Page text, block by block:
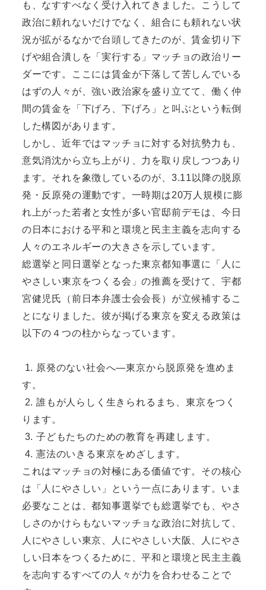
も、なすすべなく受け入れてきました。こうして
政治に頼れないだけでなく、組合にも頼れない状
況が拡がるなかで台頭してきたのが、賃金切り下
げや組合潰しを「実行する」マッチョの政治リー
ダーです。ここには賃金が下落して苦しんでいる
はずの人々が、強い政治家を盛り立てて、働く仲
間の賃金を「下げろ、下げろ」と叫ぶという転倒
した構図があります。
しかし、近年ではマッチョに対する対抗勢力も、
意気消沈から立ち上がり、力を取り戻しつつあり
ます。それを象徴しているのが、3.11以降の脱原
発・反原発の運動です。一時期は20万人規模に膨
れ上がった若者と女性が多い官邸前デモは、今日
の日本における平和と環境と民主主義を志向する
人々のエネルギーの大きさを示しています。
総選挙と同日選挙となった東京都知事選に「人に
やさしい東京をつくる会」の推薦を受けて、宇都
宮健児氏（前日本弁護士会会長）が立候補するこ
とになりました。彼が掲げる東京を変える政策は
以下の４つの柱からなっています。
1. 原発のない社会へ―東京から脱原発を進めま
す。
2. 誰もが人らしく生きられるまち、東京をつく
ります。
3. 子どもたちのための教育を再建します。
4. 憲法のいきる東京をめざします。
これはマッチョの対極にある価値です。その核心
は「人にやさしい」という一点にあります。いま
必要なことは、都知事選挙でも総選挙でも、やさ
しさのかけらもないマッチョな政治に対抗して、
人にやさしい東京、人にやさしい大阪、人にやさ
しい日本をつくるために、平和と環境と民主主義
を志向するすべての人々が力を合わせることで